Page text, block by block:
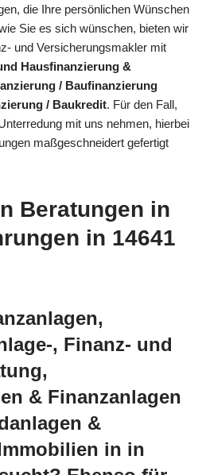
die Ihre persönlichen Wünschen
Sie es sich wünschen, bieten wir
und Versicherungsmakler mit
Hausfinanzierung &
/ Baufinanzierung
/ Baukredit. Für den Fall,
mit uns nehmen, hierbei
maßgeschneidert gefertigt
Beratungen in
in 14641
, Finanz- und
& Finanzanlagen
&
in in